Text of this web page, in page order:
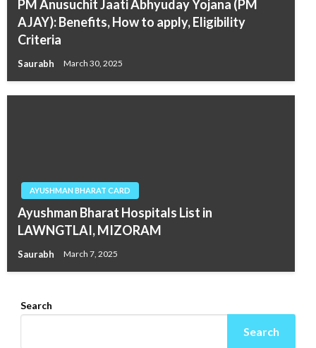
PM Anusuchit Jaati Abhyuday Yojana (PM
AJAY): Benefits, How to apply, Eligibility
Criteria
Saurabh March 30, 2025
AYUSHMAN BHARAT CARD
Ayushman Bharat Hospitals List in
LAWNGTLAI, MIZORAM
Saurabh March 7, 2025
Search
Search